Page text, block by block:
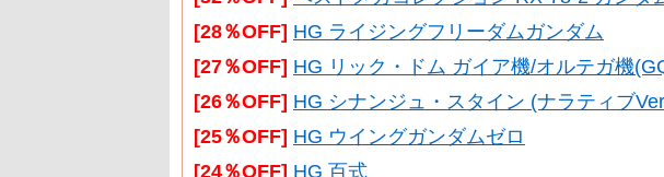
[28％OFF] HG ライジングフリーダムガンダム
[27％OFF] HG リック・ドム ガイア機/オルテガ機
[26％OFF] HG シナンジュ・スタイン (ナラティブ
[25％OFF] HG ウイングガンダムゼロ
[24％OFF] HG 百式